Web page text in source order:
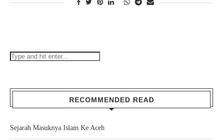
RECOMMENDED READ
Sejarah Masuknya Islam Ke Aceh